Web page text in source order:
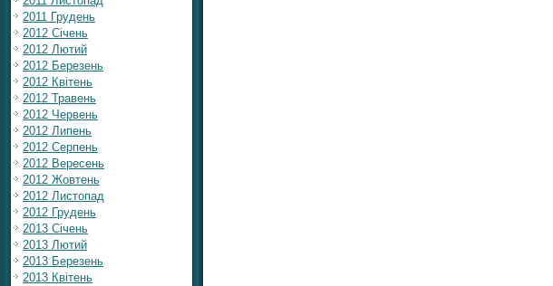
2011 Грудень
2012 Січень
2012 Лютий
2012 Березень
2012 Квітень
2012 Травень
2012 Червень
2012 Липень
2012 Серпень
2012 Вересень
2012 Жовтень
2012 Листопад
2012 Грудень
2013 Січень
2013 Лютий
2013 Березень
2013 Квітень